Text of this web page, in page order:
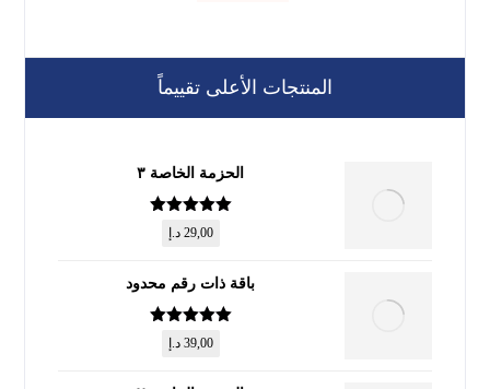
المنتجات الأعلى تقييماً
الحزمة الخاصة ٣
تم التقييم
من 5
29,00 د.إ
باقة ذات رقم محدود
تم التقييم
من 5
39,00 د.إ